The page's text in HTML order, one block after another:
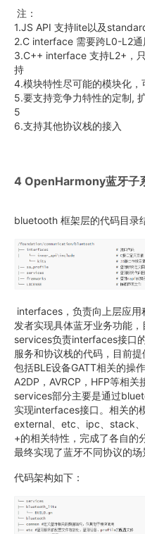
注：
1.JS API 支持lite以及
2.C interface 需要跨L0-L2
3.C++ interface 支持L2+，
持
4.模块特性尽可能的模块化，
5.要支持竞争力特性的定制,
5
6.支持其他协议栈的接入
4 OpenHarmony蓝牙子
bluetooth 框架层的代码目录
interfaces，负责向上层应用
发者实现具体蓝牙业务功能，
services负责interfaces接口
服务和协议栈的代码，目前提
包括BLE设备GATT相关的操
A2DP，AVRCP，HFP等相关
services部分主要是通过
实现interfaces接口。相关的
external、etc、ipc、stack
+的相关特性，完成了各自的
最终实现了蓝牙不同协议的场
代码架构如下：